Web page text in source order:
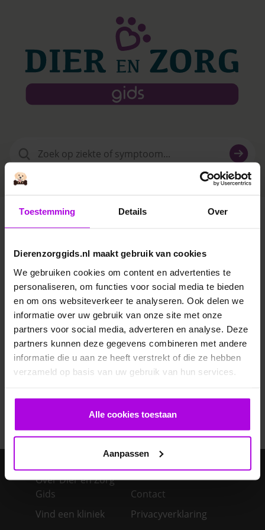
Toestemming Details Over
Dierenzorggids.nl maakt gebruik van cookies
We gebruiken cookies om content en advertenties te
personaliseren, om functies voor social media te bieden
en om ons websiteverkeer te analyseren. Ook delen we
informatie over uw gebruik van onze site met onze
partners voor social media, adverteren en analyse. Deze
partners kunnen deze gegevens combineren met andere
informatie die u aan ze heeft verstrekt of die ze hebben
verzameld op basis van uw gebruik van hun services.
Alle cookies toestaan
Aanpassen
naar:
Dierenziekenhuis Nieuwe Binnenweg
Veelgestelde vragen
Ontwormen pup
Bloedonderzoek bij hond en kat
Je cavia verzorgen
Een konijn in huis – advies over de verzorging
Over Dier en Zorg
Gids
Contact
Vind een kliniek
Privacyverklaring